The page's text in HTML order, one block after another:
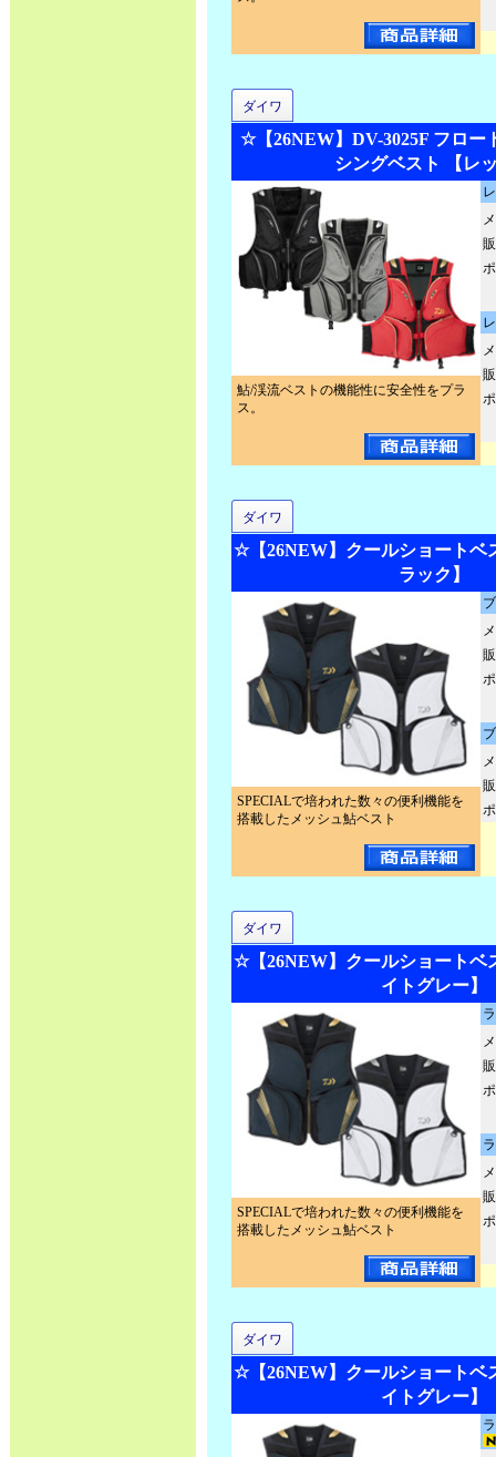
ダイワ
☆【26NEW】DV-3025F フロー
シングベスト 【レ
鮎/渓流ベストの機能性に安全性をプラ
ス。
ダイワ
☆【26NEW】クールショートベ
ラック】
SPECIALで培われた数々の便利機能を
搭載したメッシュ鮎ベスト
ダイワ
☆【26NEW】クールショートベ
イトグレー】
SPECIALで培われた数々の便利機能を
搭載したメッシュ鮎ベスト
ダイワ
☆【26NEW】クールショートベ
イトグレー】